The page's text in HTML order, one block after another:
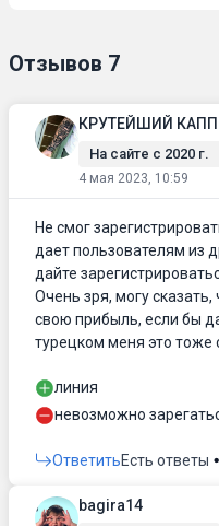
Отзывов 7
КРУТЕЙШИЙ
На сайте c 2020 г.
4 мая 2023, 10:59
Не смог
дает пользователям из
дайте
Очень зря, могу
свою прибыль, если бы
турецком меня это тоже
линия
невозможно
ОтветитьЕсть ответы
bagira14